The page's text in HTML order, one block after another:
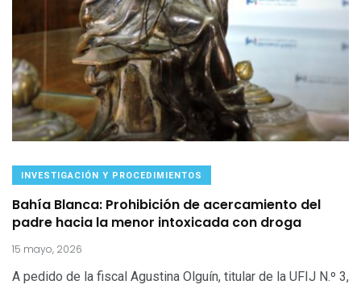
INVESTIGACIÓN Y PROCEDIMIENTOS
Bahía Blanca: Prohibición de acercamiento del
padre hacia la menor intoxicada con droga
15 mayo, 2026
A pedido de la fiscal Agustina Olguín, titular de la UFIJ N.º 3,